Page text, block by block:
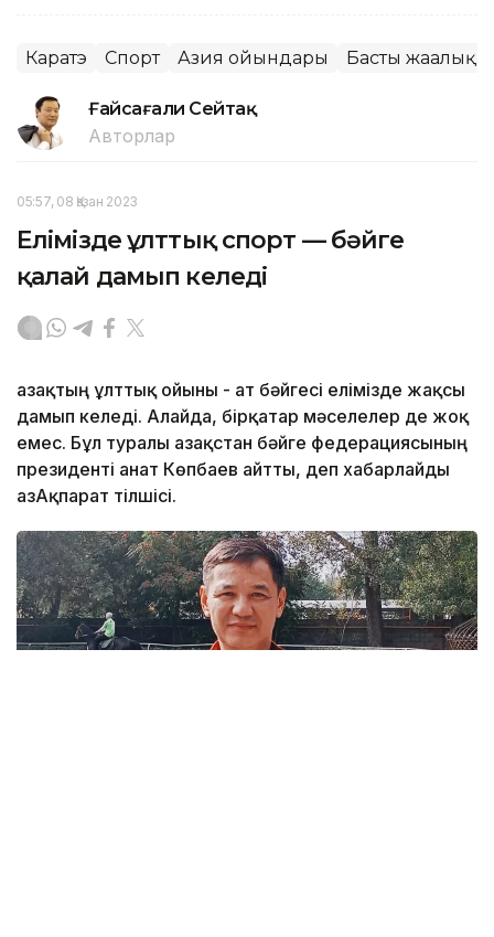
Каратэ Спорт Азия ойындары Басты жаңалық
Ғайсағали Сейтақ
Авторлар
05:57, 08 Қазан 2023
Елімізде ұлттық спорт — бәйге
қалай дамып келеді
Қазақтың ұлттық ойыны - ат бәйгесі елімізде жақсы
дамып келеді. Алайда, бірқатар мәселелер де жоқ
емес. Бұл туралы Қазақстан бәйге федерациясының
президенті Қанат Көпбаев айтты, деп хабарлайды
ҚазАқпарат тілшісі.